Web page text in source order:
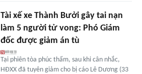
Tài xế xe Thành Bưởi gây tai nạn
làm 5 người tử vong: Phó Giám
đốc được giảm án tù
Tại phiên tòa phúc thẩm, sau khi cân nhắc,
HĐXX đã tuyên giảm cho bị cáo Lê Dương (33